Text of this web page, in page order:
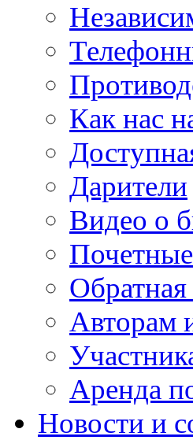
Как нас
Дарители
Видео о
Обратная
Авторам
Аренда
Новости и